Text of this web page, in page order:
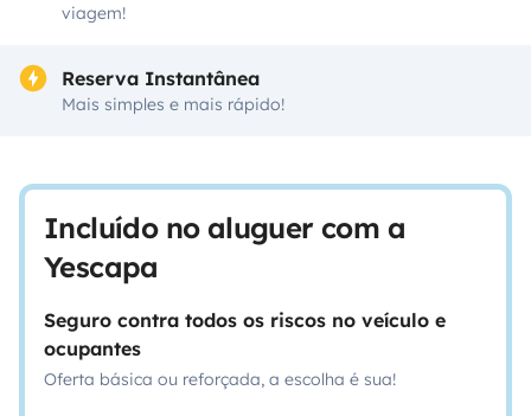
viagem!
Reserva Instantânea
Mais simples e mais rápido!
Incluído no aluguer com a
Yescapa
Seguro contra todos os riscos no veículo e
ocupantes
Oferta básica ou reforçada, a escolha é sua!